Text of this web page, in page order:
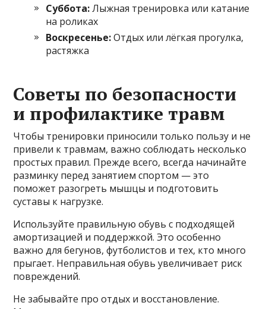
Суббота:Лыжная тренировка или катание
на роликах
Воскресенье:Отдых или лёгкая прогулка,
растяжка
Советы по безопасности
и профилактике травм
Чтобы тренировки приносили только пользу и не
привели к травмам, важно соблюдать несколько
простых правил. Прежде всего, всегда начинайте
разминку перед занятием спортом — это
поможет разогреть мышцы и подготовить
суставы к нагрузке.
Используйте правильную обувь с подходящей
амортизацией и поддержкой. Это особенно
важно для бегунов, футболистов и тех, кто много
прыгает. Неправильная обувь увеличивает риск
повреждений.
Не забывайте про отдых и восстановление.